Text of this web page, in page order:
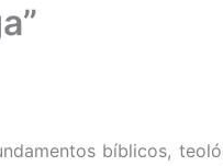
bíblicos,